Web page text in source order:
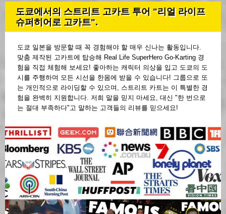
도쿄에서의 스트리트 고카트 투어 "리얼 라이프
슈퍼히어로 고카트".
도쿄 일본을 방문할 때 꼭 경험해야 할 매우 신나는 활동입니다.
맞춤 제작된 고카트에 탑승해 Real Life SuperHero Go-Karting 경
험을 직접 체험해 보세요! 좋아하는 캐릭터 의상을 입고 도쿄의 도
시를 주행하며 모든 시선을 한몸에 받을 수 있습니다! 그룹으로 또
는 개인적으로 라이딩할 수 있으며, 스트리트 카트는 이 특별한 경
험을 완벽히 지원합니다. 저희 말을 믿지 마세요, 대신 "한 번으로
는 절대 부족하다"고 말하는 고객들의 리뷰를 믿으세요!